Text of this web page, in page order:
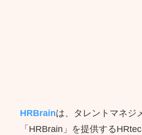
HRBrainは、タレントマネジ
「HRBrain」を提供する